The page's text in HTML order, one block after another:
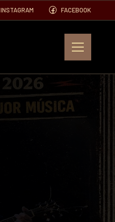
INSTAGRAM FACEBOOK
EVENTOS
FOTOS
CONTACTO